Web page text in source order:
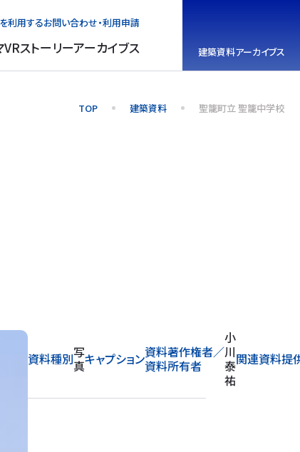
利用するお問い合わせ・利用申請
VRストーリーアーカイブス 建築資料アーカイブス
TOP 建築資料 聖籠町立 聖籠中学校
資料種別写
真キャプション資料著作権者／
資料所有者
小
川
泰
祐
関連資料提